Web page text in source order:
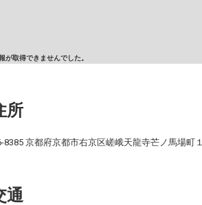
が取得できませんでした。
所
8385 京都府京都市右京区嵯峨天龍寺芒ノ馬場町
通